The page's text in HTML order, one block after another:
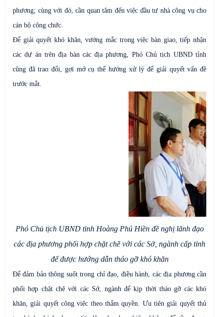
phương; cùng với đó, cần quan tâm đến việc đầu tư nhà công vụ cho
cán bộ công chức.
Để giải quyết khó khăn, vướng mắc trong việc bàn giao, tiếp nhận
các dự án trên địa bàn các địa phương, Phó Chủ tịch UBND tỉnh
cũng đã trao đổi, gợi mở cụ thể hướng xử lý để giải quyết vấn đề
trước mắt.
Phó Chủ tịch UBND tỉnh Hoàng Phú Hiền đề nghị lãnh đạo
các địa phương phối hợp chặt chẽ với các Sở, ngành cấp tỉnh
để được hướng dẫn tháo gỡ khó khăn
Để đảm bảo thông suốt trong chỉ đạo, điều hành, các địa phương cần
phối hợp chặt chẽ với các Sở, ngành để kịp thời tháo gỡ các khó
khăn, giải quyết công việc theo thẩm quyền. Ưu tiên giải quyết thủ